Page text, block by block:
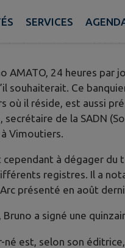
SERVICES
AMATO
AMATO, 24 heures
souhaiterait. Ce
où il réside, est aussi
secrétaire de la SADN
Vimoutiers.
cependant à dégager du
registres. Il a
présenté en août
Bruno a signé une
né est, selon son éditrice,